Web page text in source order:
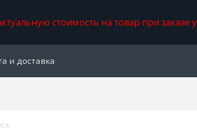
стоимость на товар при
и доставка